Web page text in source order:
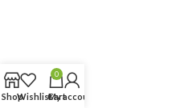
ShopWishlist
0
Cart
My account